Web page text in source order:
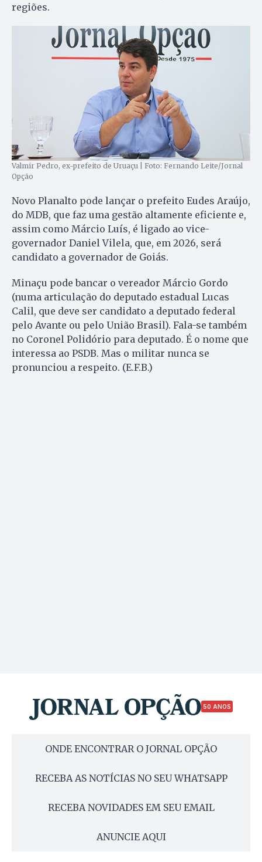
regiões.
Valmir Pedro, ex-prefeito de Uruaçu | Foto: Fernando Leite/Jornal
Opção
Novo Planalto pode lançar o prefeito Eudes Araújo,
do MDB, que faz uma gestão altamente eficiente e,
assim como Márcio Luís, é ligado ao vice-
governador Daniel Vilela, que, em 2026, será
candidato a governador de Goiás.
Minaçu pode bancar o vereador Márcio Gordo
(numa articulação do deputado estadual Lucas
Calil, que deve ser candidato a deputado federal
pelo Avante ou pelo União Brasil). Fala-se também
no Coronel Polidório para deputado. É o nome que
interessa ao PSDB. Mas o militar nunca se
pronunciou a respeito. (E.F.B.)
50 ANOS
ONDE ENCONTRAR O JORNAL OPÇÃO
RECEBA AS NOTÍCIAS NO SEU WHATSAPP
RECEBA NOVIDADES EM SEU EMAIL
ANUNCIE AQUI